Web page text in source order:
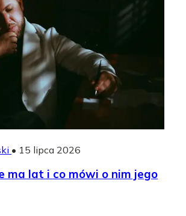
• 15 lipca 2026
ma lat i co mówi o nim jego